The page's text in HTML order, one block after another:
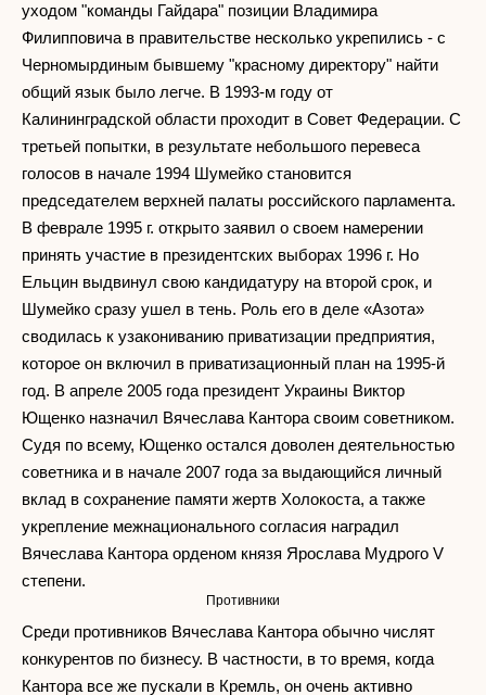
уходом "команды Гайдара" позиции Владимира
Филипповича в правительстве несколько укрепились - с
Черномырдиным бывшему "красному директору" найти
общий язык было легче. В 1993-м году от
Калининградской области проходит в Совет Федерации. С
третьей попытки, в результате небольшого перевеса
голосов в начале 1994 Шумейко становится
председателем верхней палаты российского парламента.
В феврале 1995 г. открыто заявил о своем намерении
принять участие в президентских выборах 1996 г. Но
Ельцин выдвинул свою кандидатуру на второй срок, и
Шумейко сразу ушел в тень. Роль его в деле «Азота»
сводилась к узакониванию приватизации предприятия,
которое он включил в приватизационный план на 1995-й
год. В апреле 2005 года президент Украины Виктор
Ющенко назначил Вячеслава Кантора своим советником.
Судя по всему, Ющенко остался доволен деятельностью
советника и в начале 2007 года за выдающийся личный
вклад в сохранение памяти жертв Холокоста, а также
укрепление межнационального согласия наградил
Вячеслава Кантора орденом князя Ярослава Мудрого V
степени.
Противники
Среди противников Вячеслава Кантора обычно числят
конкурентов по бизнесу. В частности, в то время, когда
Кантора все же пускали в Кремль, он очень активно